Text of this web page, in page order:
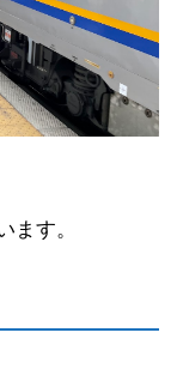
ます。